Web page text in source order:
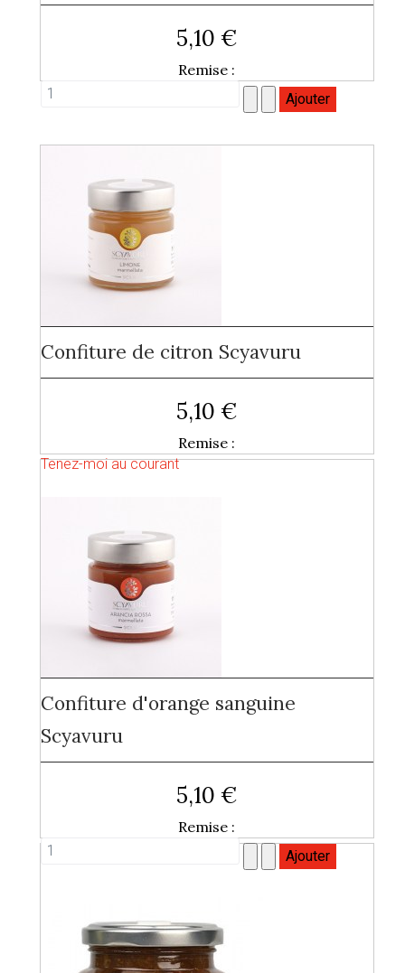
5,10 €
Remise :
Confiture de citron Scyavuru
5,10 €
Remise :
Tenez-moi au courant
Confiture d'orange sanguine
Scyavuru
5,10 €
Remise :